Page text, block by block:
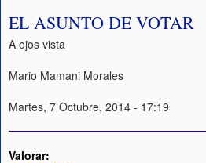
EL ASUNTO DE VOTAR
A ojos vista
Mario Mamani Morales
Martes, 7 Octubre, 2014 - 17:19
Valorar: